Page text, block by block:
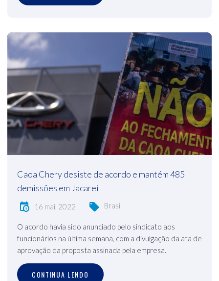
Caoa Chery desiste de acordo e mantém 485
demissões em Jacareí
16 mai, 2022 Brasil
O acordo havia sido anunciado pelo sindicato aos
funcionários na última semana, com a divulgação da ata de
aprovação da proposta assinada pela empresa.
CONTINUA LENDO